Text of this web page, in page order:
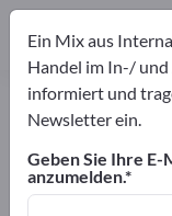
Hafer –
Anbieter
Ein Mix aus
Handel im In-/ und
informiert und
Newsletter ein.
Geben Sie Ihre E-
anzumelden.